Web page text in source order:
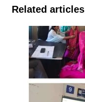
Related articles